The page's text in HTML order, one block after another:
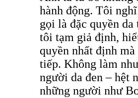
hành động. Tôi
gọi là đặc quyền
tôi tạm giả định,
quyền nhất định
tiếp. Không làm
người da đen – hệt
những người như